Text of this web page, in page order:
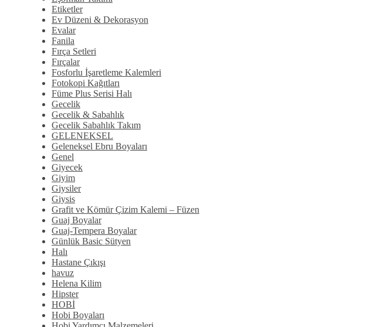
Etiketler
Ev Düzeni & Dekorasyon
Evalar
Fanila
Fırça Setleri
Fırçalar
Fosforlu İşaretleme Kalemleri
Fotokopi Kağıtları
Füme Plus Serisi Halı
Gecelik
Gecelik & Sabahlık
Gecelik Sabahlık Takım
GELENEKSEL
Geleneksel Ebru Boyaları
Genel
Giyecek
Giyim
Giysiler
Giysis
Grafit ve Kömür Çizim Kalemi – Füzen
Guaj Boyalar
Guaj-Tempera Boyalar
Günlük Basic Sütyen
Halı
Hastane Çıkışı
havuz
Helena Kilim
Hipster
HOBİ
Hobi Boyaları